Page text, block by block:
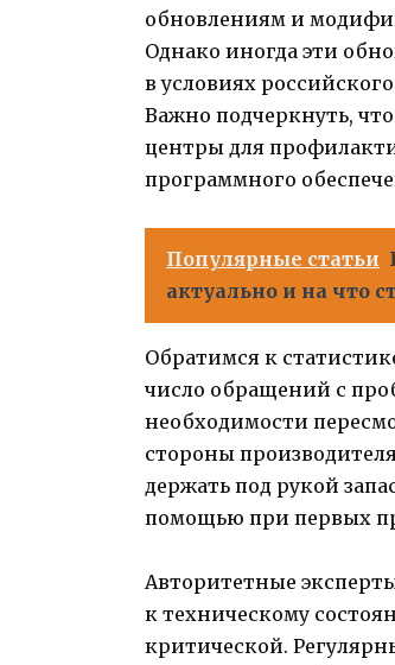
обновлениям и
Однако иногда эти
в условиях
Важно подчеркнуть,
центры для
программного
Популярные статьи
актуально и на что
Обратимся к
число обращений с
необходимости
стороны
держать под рукой
помощью при первых
Авторитетные
к техническому
критической.